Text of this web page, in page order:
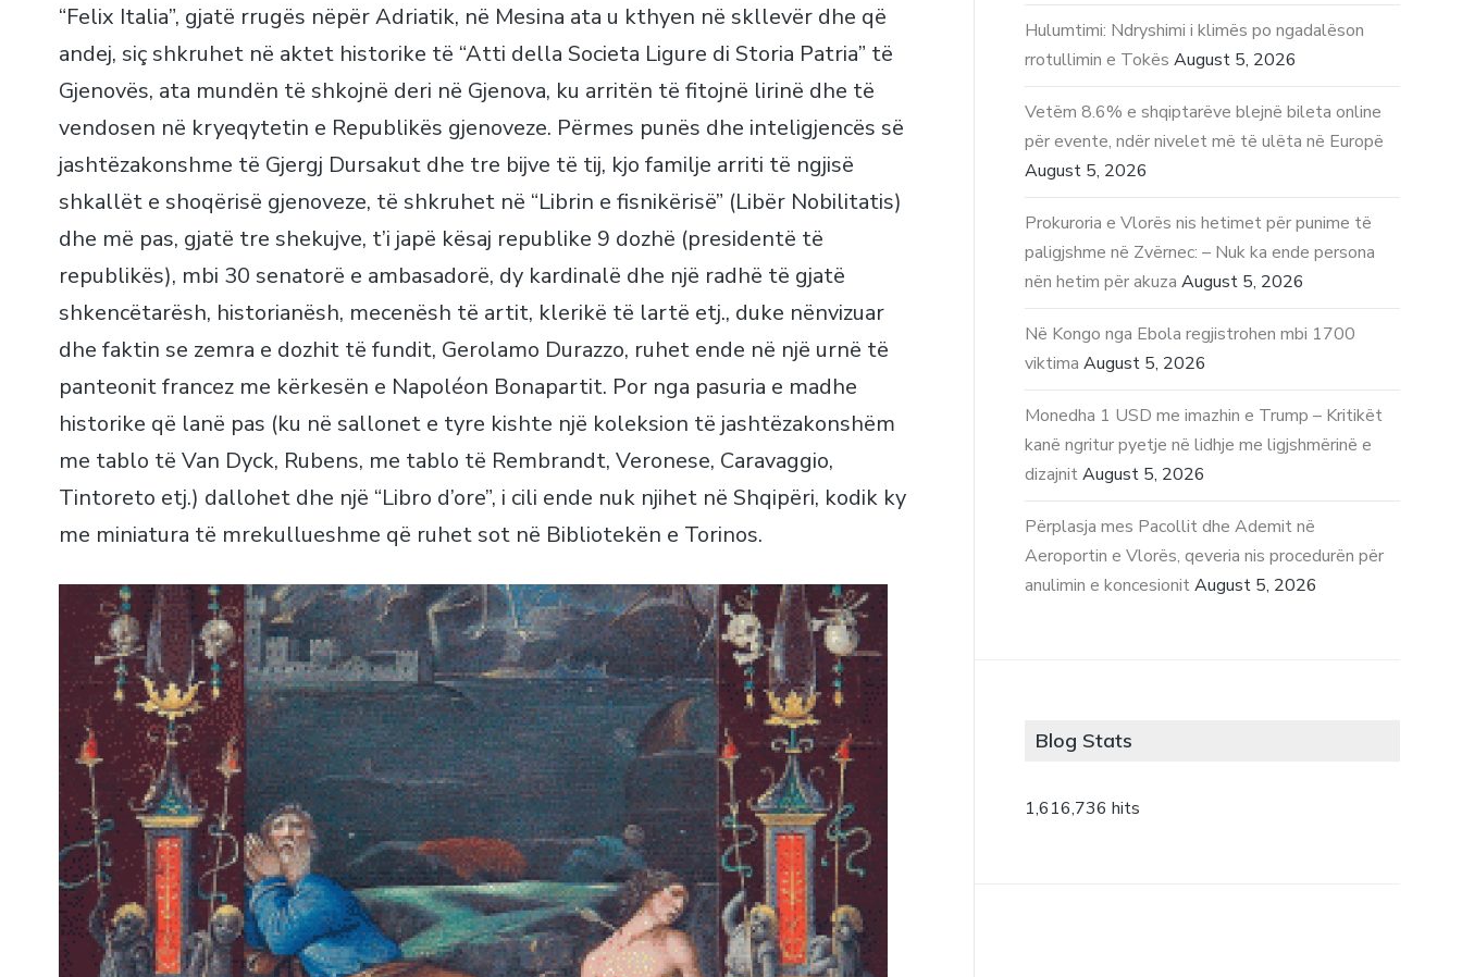
“Felix Italia”, gjatë rrugës nëpër Adriatik, në Mesina ata u kthyen në skllevër dhe që
andej, siç shkruhet në aktet historike të “Atti della Societa Ligure di Storia Patria” të
Gjenovës, ata mundën të shkojnë deri në Gjenova, ku arritën të fitojnë lirinë dhe të
vendosen në kryeqytetin e Republikës gjenoveze. Përmes punës dhe inteligjencës së
jashtëzakonshme të Gjergj Dursakut dhe tre bijve të tij, kjo familje arriti të ngjisë
shkallët e shoqërisë gjenoveze, të shkruhet në “Librin e fisnikërisë” (Libër Nobilitatis)
dhe më pas, gjatë tre shekujve, t’i japë kësaj republike 9 dozhë (presidentë të
republikës), mbi 30 senatorë e ambasadorë, dy kardinalë dhe një radhë të gjatë
shkencëtarësh, historianësh, mecenësh të artit, klerikë të lartë etj., duke nënvizuar
dhe faktin se zemra e dozhit të fundit, Gerolamo Durazzo, ruhet ende në një urnë të
panteonit francez me kërkesën e Napoléon Bonapartit. Por nga pasuria e madhe
historike që lanë pas (ku në sallonet e tyre kishte një koleksion të jashtëzakonshëm
me tablo të Van Dyck, Rubens, me tablo të Rembrandt, Veronese, Caravaggio,
Tintoreto etj.) dallohet dhe një “Libro d’ore”, i cili ende nuk njihet në Shqipëri, kodik ky
me miniatura të mrekullueshme që ruhet sot në Bibliotekën e Torinos.
Hulumtimi: Ndryshimi i klimës po ngadalëson
rrotullimin e Tokës August 5, 2026
Vetëm 8.6% e shqiptarëve blejnë bileta online
për evente, ndër nivelet më të ulëta në Europë
August 5, 2026
Prokuroria e Vlorës nis hetimet për punime të
paligjshme në Zvërnec: – Nuk ka ende persona
nën hetim për akuza August 5, 2026
Në Kongo nga Ebola regjistrohen mbi 1700
viktima August 5, 2026
Monedha 1 USD me imazhin e Trump – Kritikët
kanë ngritur pyetje në lidhje me ligjshmërinë e
dizajnit August 5, 2026
Përplasja mes Pacollit dhe Ademit në
Aeroportin e Vlorës, qeveria nis procedurën për
anulimin e koncesionit August 5, 2026
Blog Stats
1,616,736 hits